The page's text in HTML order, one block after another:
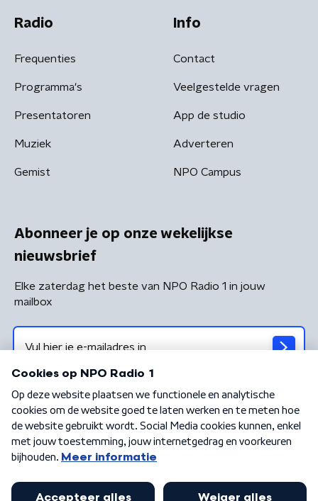
Radio
Frequenties
Programma's
Presentatoren
Muziek
Gemist
Info
Contact
Veelgestelde vragen
App de studio
Adverteren
NPO Campus
Abonneer je op onze wekelijkse
nieuwsbrief
Elke zaterdag het beste van NPO Radio 1 in jouw
mailbox
Algemene voorwaarden Privacybeleid